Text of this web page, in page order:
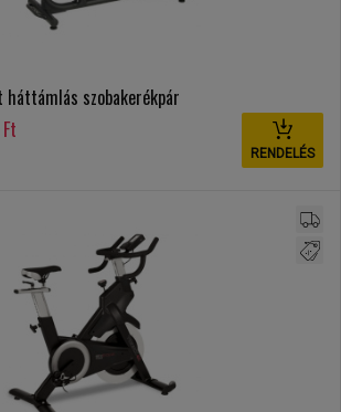
háttámlás szobakerékpár
RENDELÉS